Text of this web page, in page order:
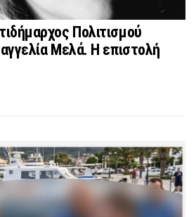
Πολιτισμού
Μελά. Η επιστολή